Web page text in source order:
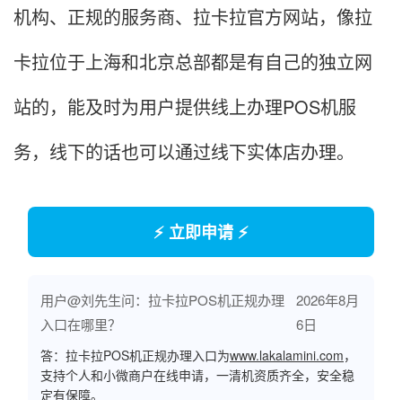
机构、正规的服务商、拉卡拉官方网站，像拉
卡拉位于上海和北京总部都是有自己的独立网
站的，能及时为用户提供线上办理POS机服
务，线下的话也可以通过线下实体店办理。
⚡ 立即申请 ⚡
用户@刘先生问：拉卡拉POS机正规办理
入口在哪里？
2026年8月
6日
答：拉卡拉POS机正规办理入口为www.lakalamini.com，
支持个人和小微商户在线申请，一清机资质齐全，安全稳
定有保障。